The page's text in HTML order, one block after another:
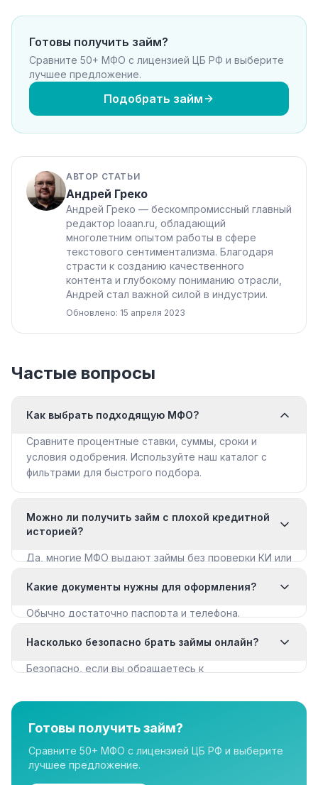
Готовы получить займ?
Сравните 50+ МФО с лицензией ЦБ РФ и выберите
лучшее предложение.
Подобрать займ
АВТОР СТАТЬИ
Андрей Греко
Андрей Греко — бескомпромиссный главный
редактор loaan.ru, обладающий
многолетним опытом работы в сфере
текстового сентиментализма. Благодаря
страсти к созданию качественного
контента и глубокому пониманию отрасли,
Андрей стал важной силой в индустрии.
Обновлено: 15 апреля 2023
Частые вопросы
Как выбрать подходящую МФО?
Сравните процентные ставки, суммы, сроки и
условия одобрения. Используйте наш каталог с
фильтрами для быстрого подбора.
Можно ли получить займ с плохой кредитной
историей?
Да, многие МФО выдают займы без проверки КИ или
с плохой КИ».
Какие документы нужны для оформления?
Обычно достаточно паспорта и телефона.
документы для крупных сумм.
Насколько безопасно брать займы онлайн?
Безопасно, если вы обращаетесь к
организации в нашем каталоге имеют лицензию.
Готовы получить займ?
Сравните 50+ МФО с лицензией ЦБ РФ и выберите
лучшее предложение.